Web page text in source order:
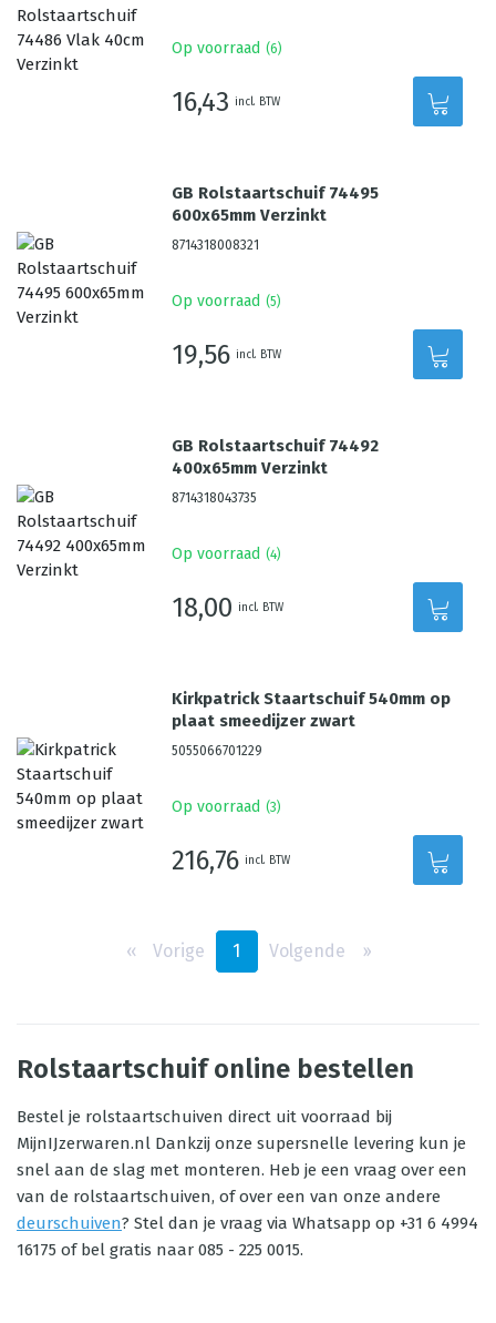
Op voorraad (6)
16,43 incl. BTW
GB Rolstaartschuif 74495
600x65mm Verzinkt
8714318008321
Op voorraad (5)
19,56 incl. BTW
GB Rolstaartschuif 74492
400x65mm Verzinkt
8714318043735
Op voorraad (4)
18,00 incl. BTW
Kirkpatrick Staartschuif 540mm op
plaat smeedijzer zwart
5055066701229
Op voorraad (3)
216,76 incl. BTW
‹‹ Vorige 1 Volgende ››
Rolstaartschuif online bestellen
Bestel je rolstaartschuiven direct uit voorraad bij
MijnIJzerwaren.nl Dankzij onze supersnelle levering kun je
snel aan de slag met monteren. Heb je een vraag over een
van de rolstaartschuiven, of over een van onze andere
deurschuiven? Stel dan je vraag via Whatsapp op +31 6 4994
16175 of bel gratis naar 085 - 225 0015.